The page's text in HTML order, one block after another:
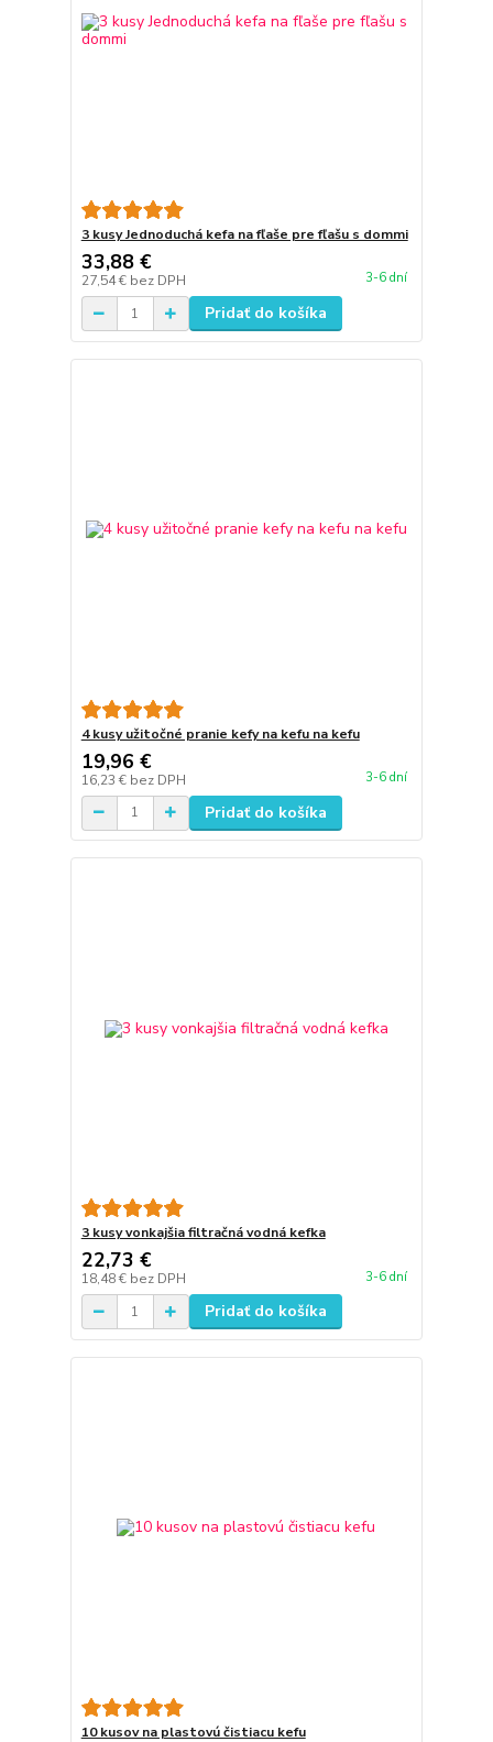
3 kusy Jednoduchá kefa na fľaše pre fľašu s dommi
33,88 €
27,54 € bez DPH 3-6 dní
Pridať do košíka
4 kusy užitočné pranie kefy na kefu na kefu
19,96 €
16,23 € bez DPH 3-6 dní
Pridať do košíka
3 kusy vonkajšia filtračná vodná kefka
22,73 €
18,48 € bez DPH 3-6 dní
Pridať do košíka
10 kusov na plastovú čistiacu kefu